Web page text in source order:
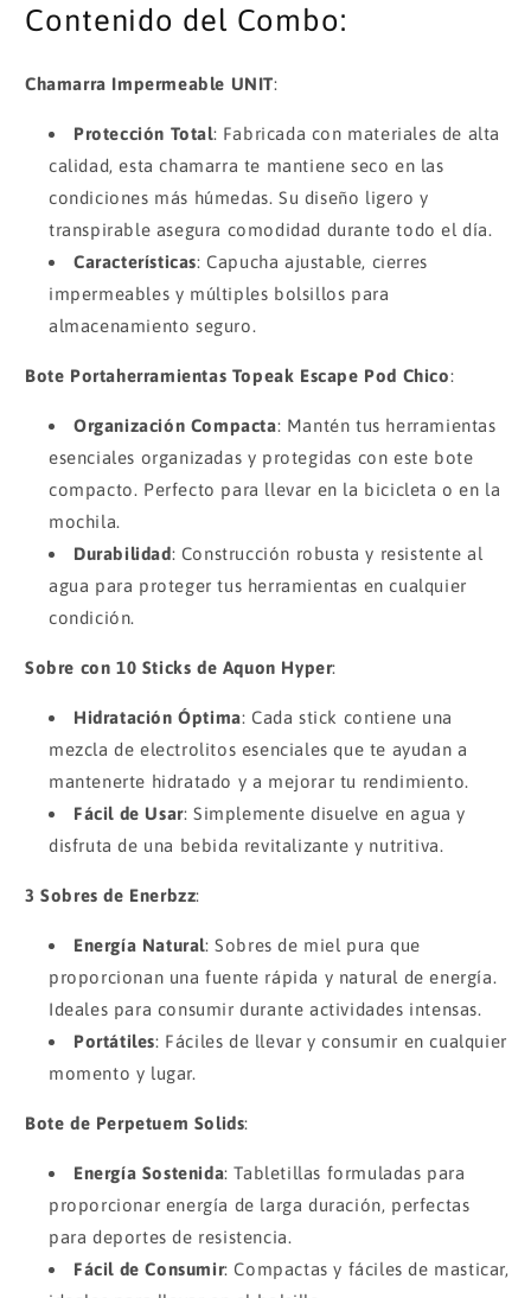
Contenido del Combo:
Chamarra Impermeable UNIT:
Protección Total: Fabricada con materiales de alta
calidad, esta chamarra te mantiene seco en las
condiciones más húmedas. Su diseño ligero y
transpirable asegura comodidad durante todo el día.
Características: Capucha ajustable, cierres
impermeables y múltiples bolsillos para
almacenamiento seguro.
Bote Portaherramientas Topeak Escape Pod Chico:
Organización Compacta: Mantén tus herramientas
esenciales organizadas y protegidas con este bote
compacto. Perfecto para llevar en la bicicleta o en la
mochila.
Durabilidad: Construcción robusta y resistente al
agua para proteger tus herramientas en cualquier
condición.
Sobre con 10 Sticks de Aquon Hyper:
Hidratación Óptima: Cada stick contiene una
mezcla de electrolitos esenciales que te ayudan a
mantenerte hidratado y a mejorar tu rendimiento.
Fácil de Usar: Simplemente disuelve en agua y
disfruta de una bebida revitalizante y nutritiva.
3 Sobres de Enerbzz:
Energía Natural: Sobres de miel pura que
proporcionan una fuente rápida y natural de energía.
Ideales para consumir durante actividades intensas.
Portátiles: Fáciles de llevar y consumir en cualquier
momento y lugar.
Bote de Perpetuem Solids:
Energía Sostenida: Tabletillas formuladas para
proporcionar energía de larga duración, perfectas
para deportes de resistencia.
Fácil de Consumir: Compactas y fáciles de masticar,